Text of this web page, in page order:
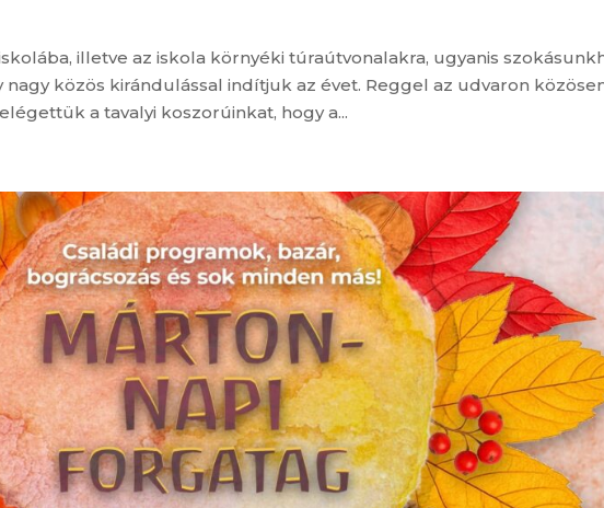
illetve az iskola környéki túraútvonalakra, ugyanis
közös kirándulással indítjuk az évet. Reggel az udvaron
a tavalyi koszorúinkat, hogy a...